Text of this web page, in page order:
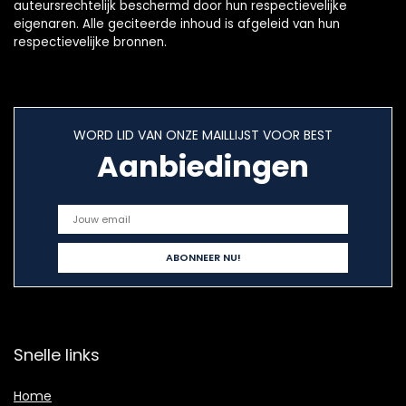
auteursrechtelijk beschermd door hun respectievelijke
eigenaren. Alle geciteerde inhoud is afgeleid van hun
respectievelijke bronnen.
WORD LID VAN ONZE MAILLIJST VOOR BEST
Aanbiedingen
Snelle links
Home